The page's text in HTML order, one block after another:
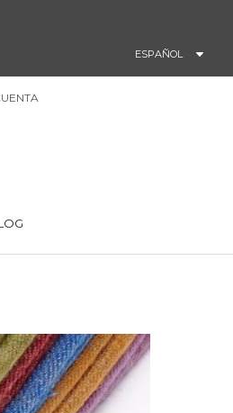
ESPAÑOL